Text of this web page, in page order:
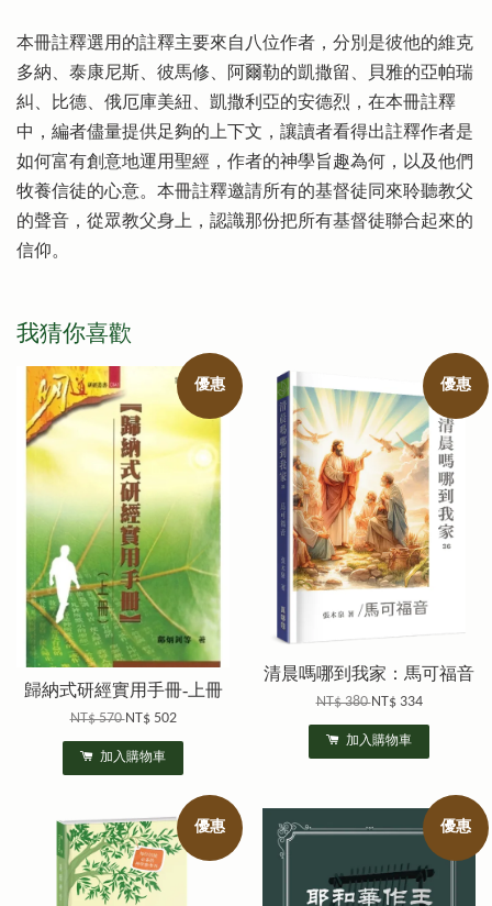
本冊註釋選用的註釋主要來自八位作者，分別是彼他的維克
多納、泰康尼斯、彼馬修、阿爾勒的凱撒留、貝雅的亞帕瑞
糾、比德、俄厄庫美紐、凱撒利亞的安德烈，在本冊註釋
中，編者儘量提供足夠的上下文，讓讀者看得出註釋作者是
如何富有創意地運用聖經，作者的神學旨趣為何，以及他們
牧養信徒的心意。本冊註釋邀請所有的基督徒同來聆聽教父
的聲音，從眾教父身上，認識那份把所有基督徒聯合起來的
信仰。
我猜你喜歡
優惠
歸納式研經實用手冊-上冊
NT$ 570NT$ 502
加入購物車
優惠
清晨嗎哪到我家：馬可福音
NT$ 380NT$ 334
加入購物車
優惠 優惠